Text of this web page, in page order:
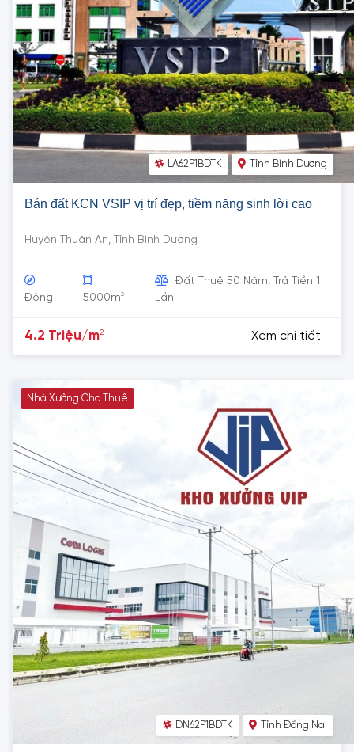
LA62P1BDTK Tỉnh Bình Dương
Bán đất KCN VSIP vị trí đẹp, tiềm năng sinh lời cao
Huyện Thuận An, Tỉnh Bình Dương
Đông 5000m2
Đất Thuê 50 Năm, Trả Tiền 1
Lần
4.2 Triệu/m2 Xem chi tiết
Nhà Xưởng Cho Thuê
DN62P1BDTK Tỉnh Đồng Nai